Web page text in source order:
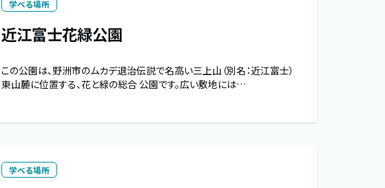
学べる場所
近江富士花緑公園
この公園は、野洲市のムカデ退治伝説で名高い三上山（別名：近江富士）
東山麓に位置する、花と緑の総合 公園です。広い敷地には…
学べる場所